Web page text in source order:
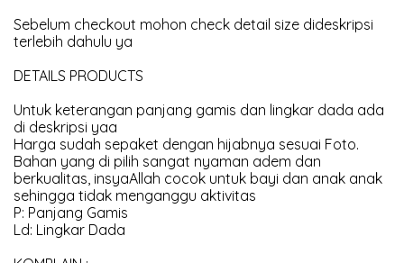
Sebelum checkout mohon check detail size dideskripsi
terlebih dahulu ya
DETAILS PRODUCTS
Untuk keterangan panjang gamis dan lingkar dada ada
di deskripsi yaa
Harga sudah sepaket dengan hijabnya sesuai Foto.
Bahan yang di pilih sangat nyaman adem dan
berkualitas, insyaAllah cocok untuk bayi dan anak anak
sehingga tidak menganggu aktivitas
P: Panjang Gamis
Ld: Lingkar Dada